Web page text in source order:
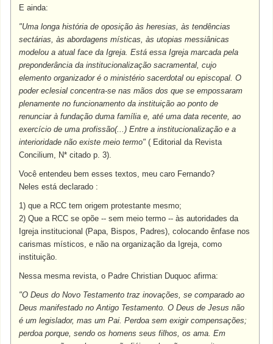
E ainda:
"Uma longa história de oposição às heresias, às tendências
sectárias, às abordagens místicas, às utopias messiânicas
modelou a atual face da Igreja. Está essa Igreja marcada pela
preponderância da institucionalização sacramental, cujo
elemento organizador é o ministério sacerdotal ou episcopal. O
poder eclesial concentra-se nas mãos dos que se empossaram
plenamente no funcionamento da instituição ao ponto de
renunciar à fundação duma família e, até uma data recente, ao
exercício de uma profissão(...) Entre a institucionalização e a
interioridade não existe meio termo" ( Editorial da Revista
Concilium, N* citado p. 3).
Você entendeu bem esses textos, meu caro Fernando?
Neles está declarado :
1) que a RCC tem origem protestante mesmo;
2) Que a RCC se opõe -- sem meio termo -- às autoridades da
Igreja institucional (Papa, Bispos, Padres), colocando ênfase nos
carismas místicos, e não na organização da Igreja, como
instituição.
Nessa mesma revista, o Padre Christian Duquoc afirma:
"O Deus do Novo Testamento traz inovações, se comparado ao
Deus manifestado no Antigo Testamento. O Deus de Jesus não
é um legislador, mas um Pai. Perdoa sem exigir compensações;
perdoa porque, sendo os homens seus filhos, os ama. Em